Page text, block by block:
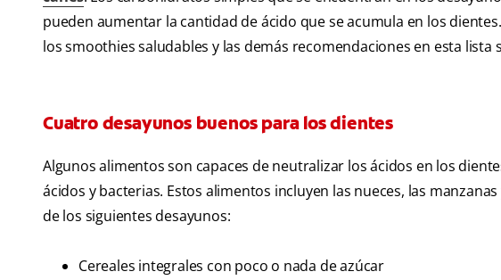
pueden aumentar la cantidad de ácido que se acumula en los
los smoothies saludables y las demás recomendaciones en esta lista
Cuatro desayunos buenos para los dientes
Algunos alimentos son capaces de neutralizar los ácidos en los
ácidos y bacterias. Estos alimentos incluyen las nueces, las
de los siguientes desayunos:
Cereales integrales con poco o nada de azúcar